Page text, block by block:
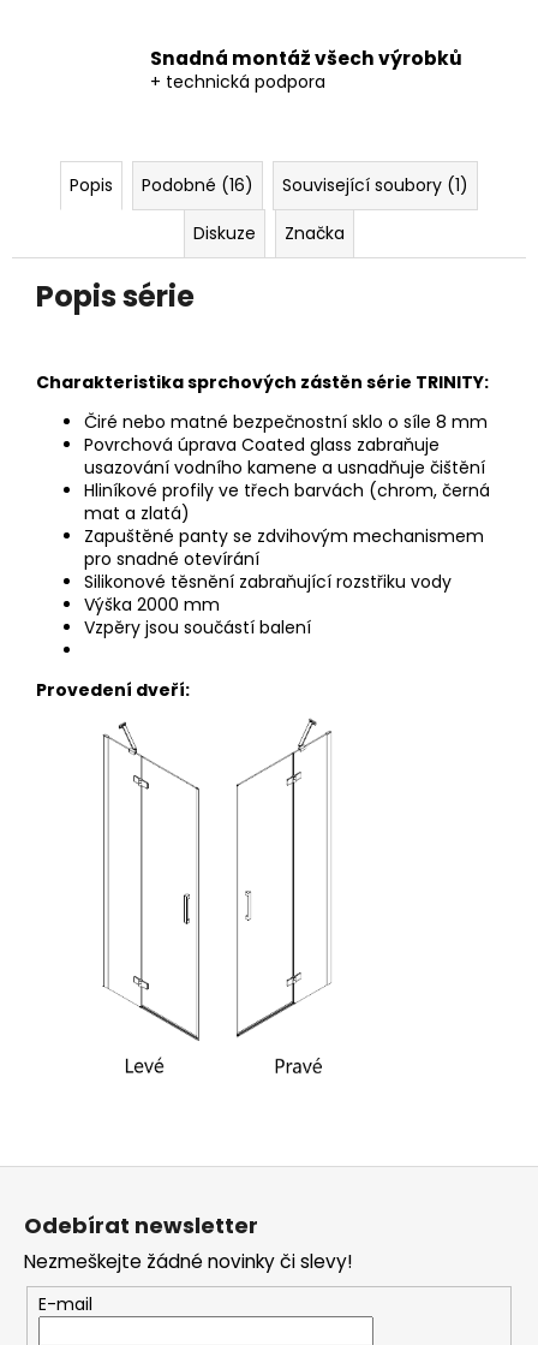
Snadná montáž všech výrobků
+ technická podpora
Popis Podobné (16)
Související soubory (1)
Diskuze
Značka
Popis série
Charakteristika sprchových zástěn série TRINITY:
Čiré nebo matné bezpečnostní sklo o síle 8 mm
Povrchová úprava Coated glass zabraňuje
usazování vodního kamene a usnadňuje čištění
Hliníkové profily ve třech barvách (chrom, černá
mat a zlatá)
Zapuštěné panty se zdvihovým mechanismem
pro snadné otevírání
Silikonové těsnění zabraňující rozstřiku vody
Výška 2000 mm
Vzpěry jsou součástí balení
Provedení dveří:
Odebírat newsletter
Nezmeškejte žádné novinky či slevy!
E-mail